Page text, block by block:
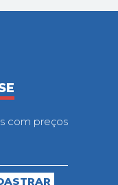
com preços